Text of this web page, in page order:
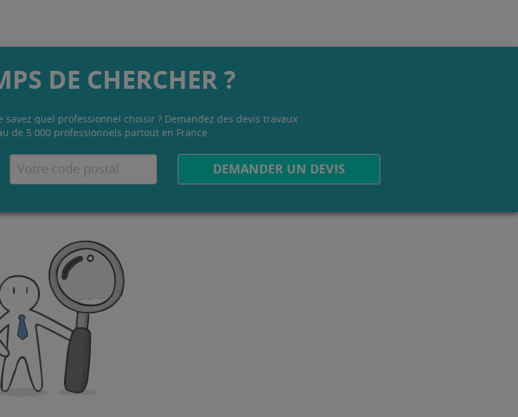
DE CHERCHER ?
quel professionnel choisir ? Demandez des devis travaux
de 5 000 professionnels partout en France.
DEMANDER UN DEVIS